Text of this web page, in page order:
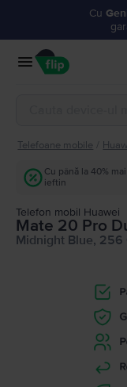
Cu
Telefoane mobile
Cu până la 40% mai
ieftin
Telefon mobil Huawei
Mate 20 Pro
Midnight Blue, 256